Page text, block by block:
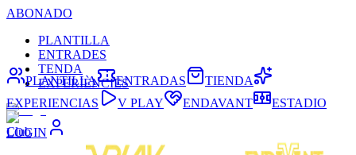
ABONADO
PLANTILLA
ENTRADES
TENDA
EXPERIÈNCIES
LOGIN
PLANTILLA ENTRADAS
TIENDA
EXPERIENCIAS
V PLAY ENDAVANT ESTADIO
Club